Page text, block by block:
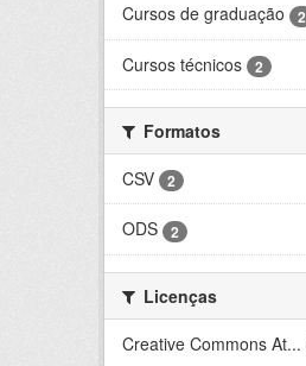
Cursos de graduação 2
Cursos técnicos 2
Formatos
CSV
2
ODS 2
Licenças
Creative Commons At...